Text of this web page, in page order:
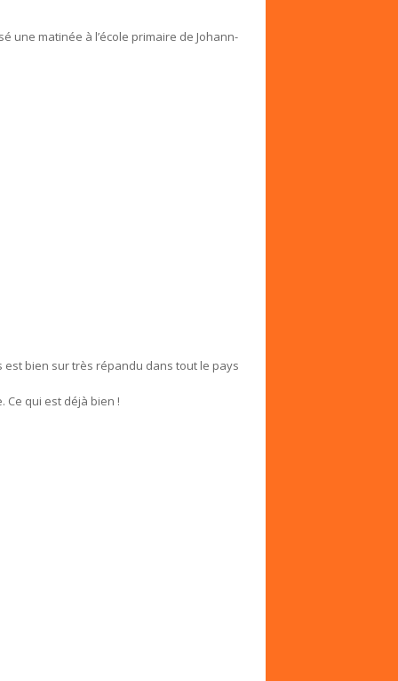
une matinée à l’école primaire de Johann-
bien sur très répandu dans tout le pays
Ce qui est déjà bien !